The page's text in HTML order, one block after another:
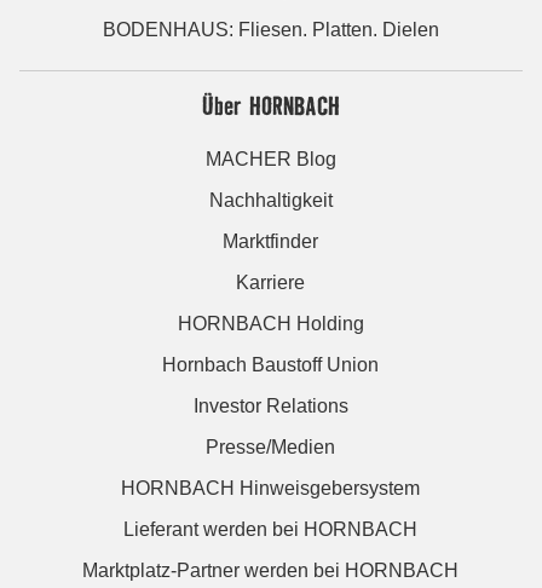
BODENHAUS: Fliesen. Platten. Dielen
Über HORNBACH
MACHER Blog
Nachhaltigkeit
Marktfinder
Karriere
HORNBACH Holding
Hornbach Baustoff Union
Investor Relations
Presse/Medien
HORNBACH Hinweisgebersystem
Lieferant werden bei HORNBACH
Marktplatz-Partner werden bei HORNBACH